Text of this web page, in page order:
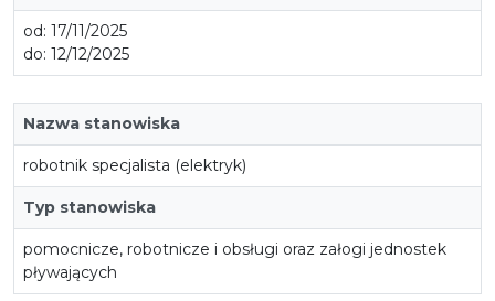
od: 17/11/2025
do: 12/12/2025
Nazwa stanowiska
robotnik specjalista (elektryk)
Typ stanowiska
pomocnicze, robotnicze i obsługi oraz załogi jednostek
pływających